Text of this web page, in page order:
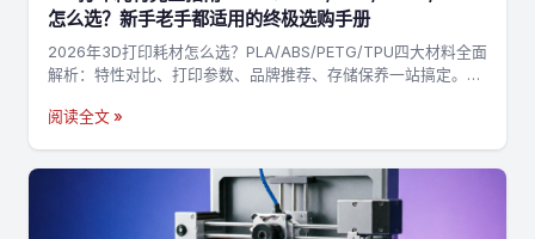
怎么选？新手老手都适用的终极选购手册
2026年3D打印耗材怎么选？PLA/ABS/PETG/TPU四大材料全面
解析：特性对比、打印参数、品牌推荐、存储保养一站搞定。附
阅读全文 »